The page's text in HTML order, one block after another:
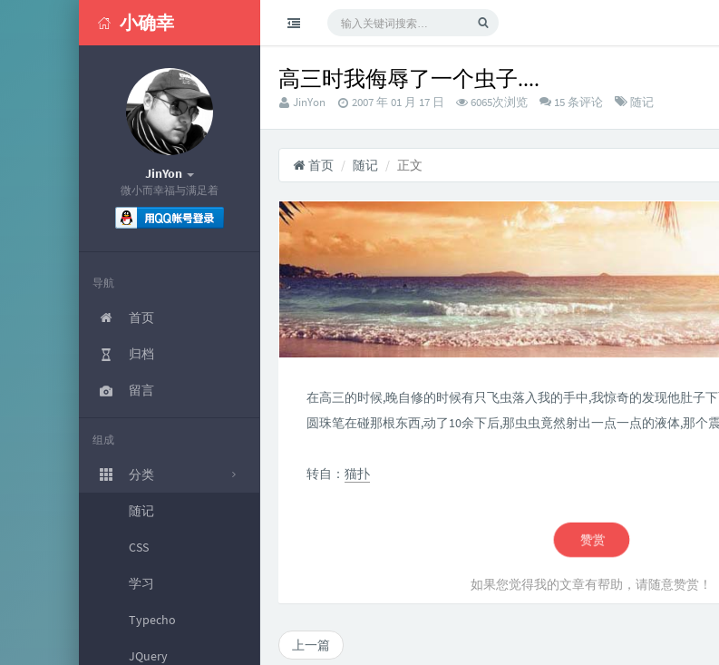
小确幸
JinYon
微小而幸福与满足着
导航
首页
归档
留言
组成
分类
随记
CSS
学习
Typecho
JQuery
高三时我侮辱了一个虫子....
作
JinYon
发
时
间：
2007 年 01 月 17 日 6065次浏览 15 条评论
分
随记
首页 随记 正文
在高三的时候,晚自修的时候有只飞虫落入我的手中,我惊奇的发现他肚子
圆珠笔在碰那根东西,动了10余下后,那虫虫竟然射出一点一点的液体,那个
转自： 猫扑
赞赏
如果您觉得我的文章有帮助，请随意赞赏！
上一篇